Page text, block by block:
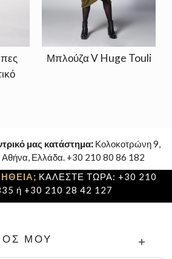
Μπλούζα V Huge Touli
μας κατάστημα: Κολοκοτρώνη 9,
Αθήνα, Ελλάδα. +30 210 80 86 182
ΚΑΛΕΣΤΕ ΤΩΡΑ: +30 210
ή +30 210 28 42 127
ΜΟΥ